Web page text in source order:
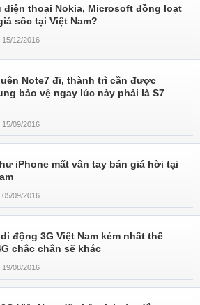
điện thoại Nokia, Microsoft đồng loạt
sốc tại Việt Nam?
15/12/2016
Note7 đi, thành trì cần được
bảo vệ ngay lúc này phải là S7
15/09/2016
iPhone mất vân tay bán giá hời tại
05/09/2016
động 3G Việt Nam kém nhất thế
chắc chắn sẽ khác
19/08/2016